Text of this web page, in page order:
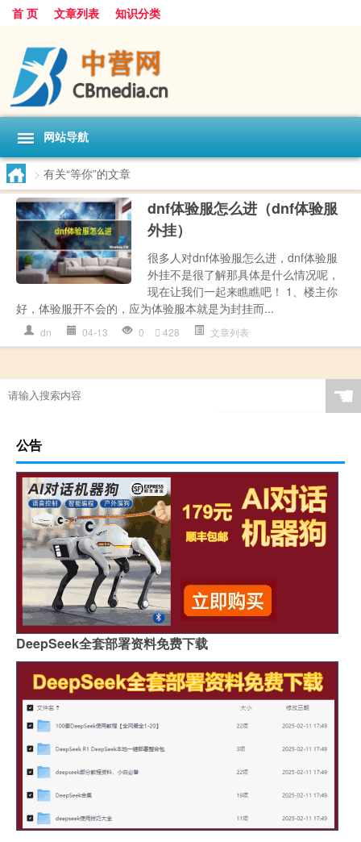
首 页 文章列表 知识分类
网站导航
> 有关“等你”的文章
dnf体验服怎么进（dnf体验服
外挂）
很多人对dnf体验服怎么进，dnf体验服
外挂不是很了解那具体是什么情况呢，
现在让我们一起来瞧瞧吧！ 1、楼主你
好，体验服开不会的，应为体验服本就是为封挂而...
dn 04-13 0 428 文章列表
☚
公告
DeepSeek全套部署资料免费下载